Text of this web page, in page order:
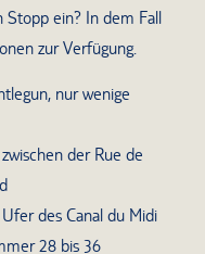
Stopp ein? In dem Fall
zur Verfügung.
nur wenige
der Rue de
des Canal du Midi
28 bis 36